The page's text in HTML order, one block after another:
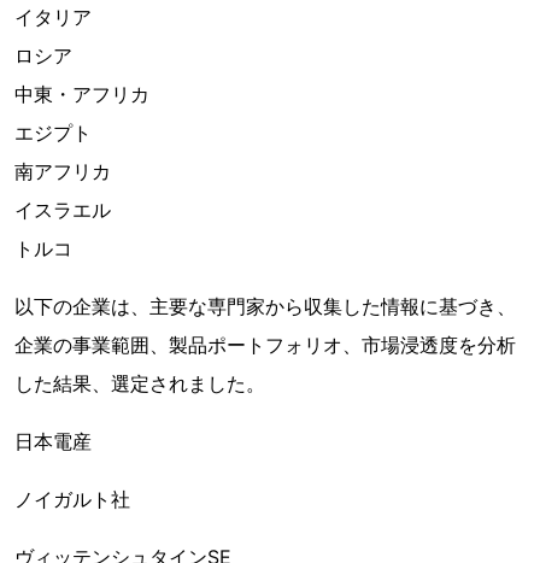
イタリア
ロシア
中東・アフリカ
エジプト
南アフリカ
イスラエル
トルコ
以下の企業は、主要な専門家から収集した情報に基づき、
企業の事業範囲、製品ポートフォリオ、市場浸透度を分析
した結果、選定されました。
日本電産
ノイガルト社
ヴィッテンシュタインSE